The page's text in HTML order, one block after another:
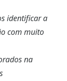
identificar a
com muito
na